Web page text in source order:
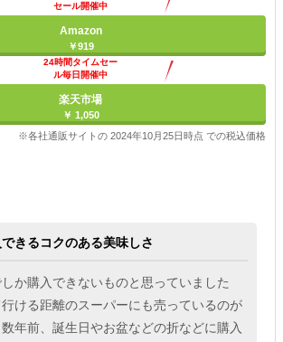
セール開催中
Amazon
￥919
24時間タイムセー
ル毎日開催中
楽天市場
￥ 1,050
※各社通販サイトの 2024年10月25日時点 での税込価格
きるコクのある美味しさ
か購入できないものと思っていました
ける距離のスーパーにも売っているのが
年前、誕生日やお盆などの折などに購入